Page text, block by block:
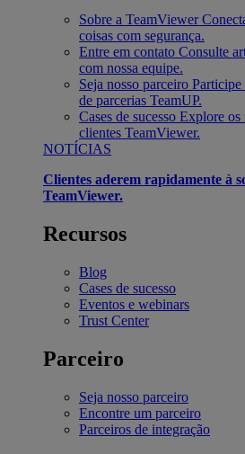
Sobre a TeamViewer
coisas com segurança.
Entre em contato Consulte
com nossa equipe.
Seja nosso parceiro Participe
de parcerias TeamUP.
Cases de sucesso Explore os
clientes TeamViewer.
NOTÍCIAS
Clientes aderem rapidamente à
TeamViewer.
Recursos
Blog
Cases de sucesso
Eventos e webinars
Trust Center
Parceiro
Seja nosso parceiro
Encontre um parceiro
Parceiros de integração